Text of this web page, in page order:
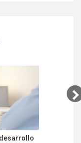
desarrollo